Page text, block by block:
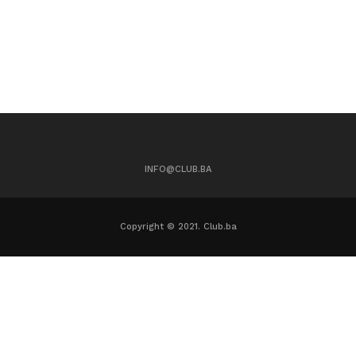
INFO@CLUB.BA
Copyright © 2021. Club.ba